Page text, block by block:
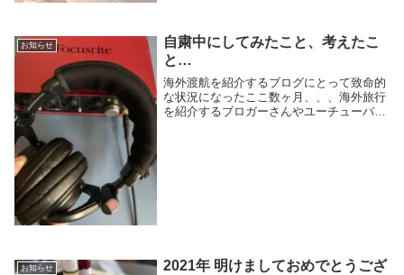
お知らせ
自粛中にしてみたこと、考えたこ
と…
海外渡航を紹介するブログにとって致命的
な状況になったここ数ヶ月、、、海外旅行
を紹介するブロガーさんやユーチューバー
お知らせ
2021年 明けましておめでとうござ